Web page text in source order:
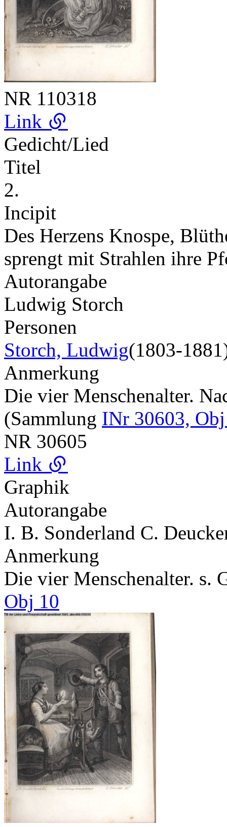
NR 110318
Link
Gedicht/Lied
Titel
2.
Incipit
Des Herzens Knospe,
sprengt mit Strahlen ihre
Autorangabe
Ludwig Storch
Personen
Storch, Ludwig(1803-
Anmerkung
Die vier Menschenalter.
(Sammlung INr 30603,
NR 30605
Link
Graphik
Autorangabe
I. B. Sonderland C.
Anmerkung
Die vier Menschenalter. s.
Obj 10